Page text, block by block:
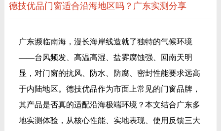
德技优品门窗适合沿海地区吗？广东实测分享
广东濒临南海，漫长海岸线造就了独特的气候环境
——台风频发、高温高湿、盐雾腐蚀强、回南天明
显，对门窗的抗风、防水、防腐、密封性能要求远高
于内陆地区。德技优品作为市面上常见的门窗品牌，
其产品是否真的适配沿海极端环境？本文结合广东多
地实测体验，从核心性能、实地表现、使用反馈三大